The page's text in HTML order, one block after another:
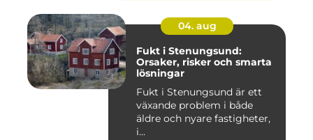
04. aug
Fukt i Stenungsund:
Orsaker, risker och smarta
lösningar
Fukt i Stenungsund är ett
växande problem i både
äldre och nyare fastigheter,
i...